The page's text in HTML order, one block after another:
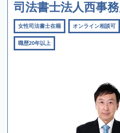
司法書士法人西事
女性司法書士在籍 オンライン相談可
職歴20年以上